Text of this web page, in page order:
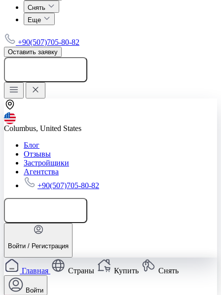
Снять
Еще
+90(507)705-80-82
Оставить заявку
Columbus, United States
Блог
Отзывы
Застройщики
Агентства
+90(507)705-80-82
Войти / Регистрация
Главная Страны Купить Снять
Войти